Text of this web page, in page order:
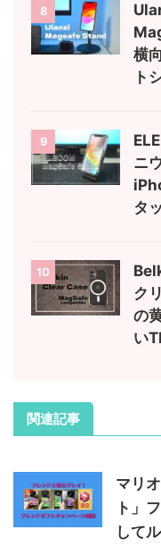
8
横
ト
9
ニ
タ
10
ク
の
い
関連記事
マリ
ト」
して